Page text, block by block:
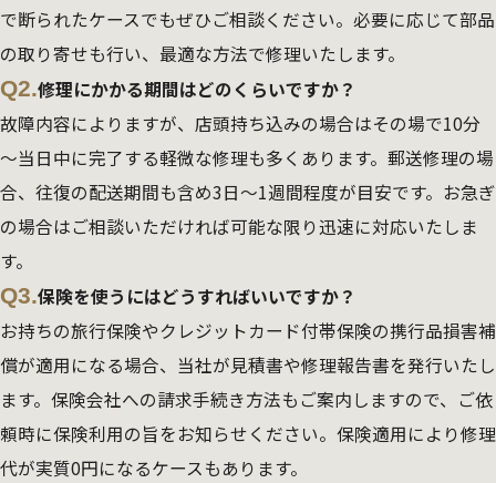
で断られたケースでもぜひご相談ください。必要に応じて部品
の取り寄せも行い、最適な方法で修理いたします。
Q2.修理にかかる期間はどのくらいですか？
故障内容によりますが、店頭持ち込みの場合はその場で10分
～当日中に完了する軽微な修理も多くあります。郵送修理の場
合、往復の配送期間も含め3日～1週間程度が目安です。お急ぎ
の場合はご相談いただければ可能な限り迅速に対応いたしま
す。
Q3.保険を使うにはどうすればいいですか？
お持ちの旅行保険やクレジットカード付帯保険の携行品損害補
償が適用になる場合、当社が見積書や修理報告書を発行いたし
ます。保険会社への請求手続き方法もご案内しますので、ご依
頼時に保険利用の旨をお知らせください。保険適用により修理
代が実質0円になるケースもあります。